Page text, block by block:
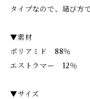
タイプなので、結び方
▼素材
ポリアミド 88％
エストラマー 12％
▼サイズ